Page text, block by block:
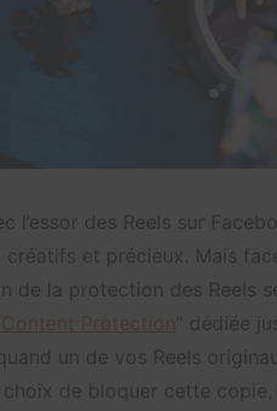
l’essor des Reels sur
créatifs et précieux. Mais
de la protection des Reels
” dédiée
un de vos Reels
de bloquer cette